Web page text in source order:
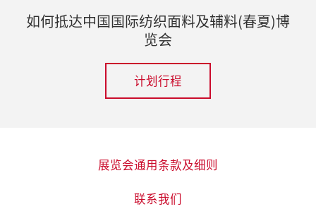
如何抵达中国国际纺织面料及辅料(春夏)博
览会
计划行程
展览会通用条款及细则
联系我们